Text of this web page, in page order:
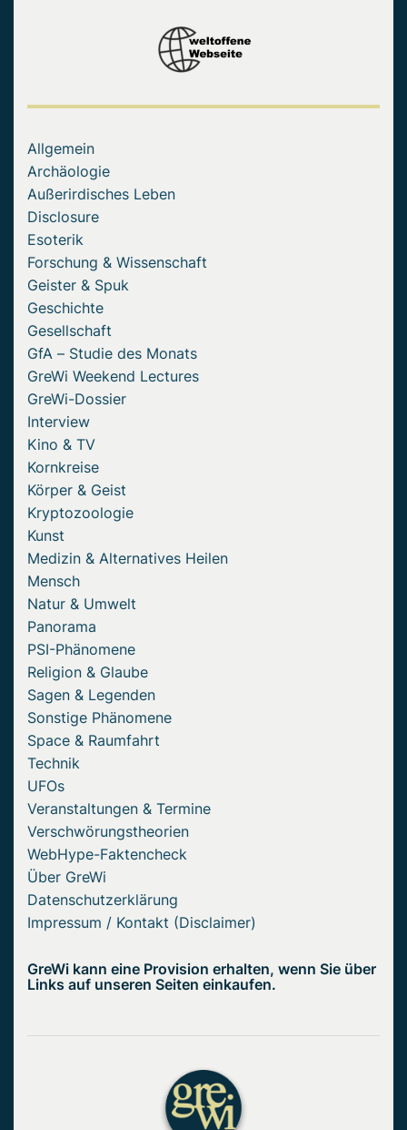
Allgemein
Archäologie
Außerirdisches Leben
Disclosure
Esoterik
Forschung & Wissenschaft
Geister & Spuk
Geschichte
Gesellschaft
GfA – Studie des Monats
GreWi Weekend Lectures
GreWi-Dossier
Interview
Kino & TV
Kornkreise
Körper & Geist
Kryptozoologie
Kunst
Medizin & Alternatives Heilen
Mensch
Natur & Umwelt
Panorama
PSI-Phänomene
Religion & Glaube
Sagen & Legenden
Sonstige Phänomene
Space & Raumfahrt
Technik
UFOs
Veranstaltungen & Termine
Verschwörungstheorien
WebHype-Faktencheck
Über GreWi
Datenschutzerklärung
Impressum / Kontakt (Disclaimer)
GreWi kann eine Provision erhalten, wenn Sie über
Links auf unseren Seiten einkaufen.